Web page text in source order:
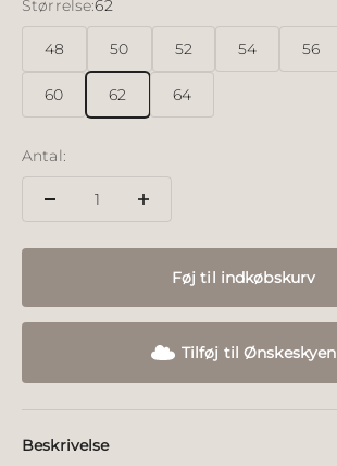
Størrelse:62
48 50 52 54 56
60 62 64
Antal:
Føj til indkøbskurv
Tilføj til Ønskeskyen
Beskrivelse